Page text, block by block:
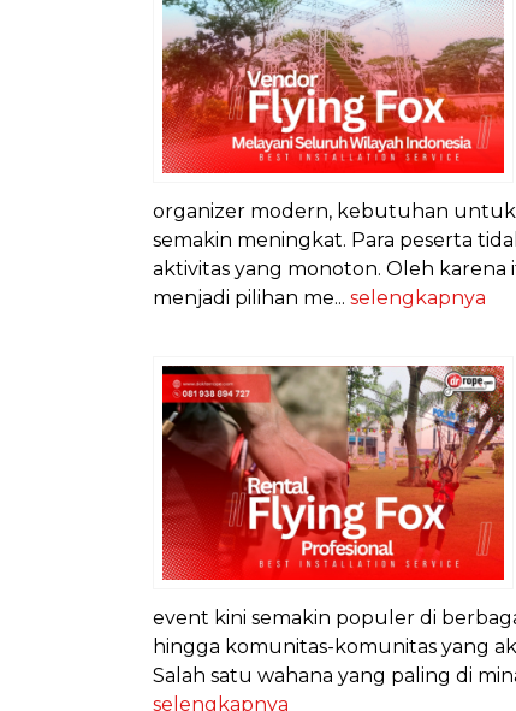
organizer modern, kebutuhan
semakin meningkat. Para peserta
aktivitas yang monoton. Oleh
menjadi pilihan me... selengkapnya
event kini semakin populer di
hingga komunitas-komunitas yang
Salah satu wahana yang paling di
selengkapnya